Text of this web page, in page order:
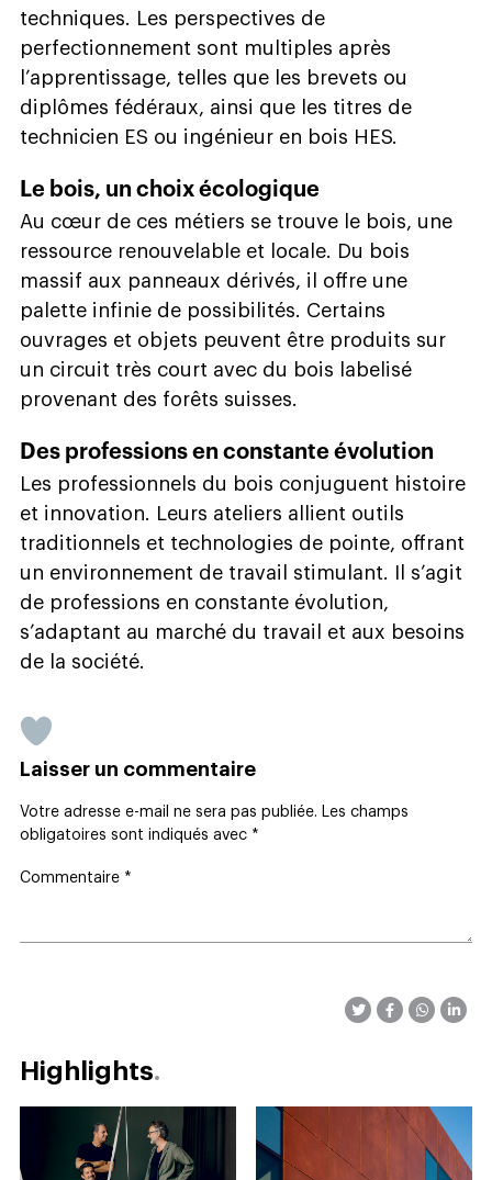
techniques. Les perspectives de
perfectionnement sont multiples après
l’apprentissage, telles que les brevets ou
diplômes fédéraux, ainsi que les titres de
technicien ES ou ingénieur en bois HES.
Le bois, un choix écologique
Au cœur de ces métiers se trouve le bois, une
ressource renouvelable et locale. Du bois
massif aux panneaux dérivés, il offre une
palette infinie de possibilités. Certains
ouvrages et objets peuvent être produits sur
un circuit très court avec du bois labelisé
provenant des forêts suisses.
Des professions en constante évolution
Les professionnels du bois conjuguent histoire
et innovation. Leurs ateliers allient outils
traditionnels et technologies de pointe, offrant
un environnement de travail stimulant. Il s’agit
de professions en constante évolution,
s’adaptant au marché du travail et aux besoins
de la société.
Laisser un commentaire
Votre adresse e-mail ne sera pas publiée. Les champs
obligatoires sont indiqués avec *
Commentaire *
Highlights